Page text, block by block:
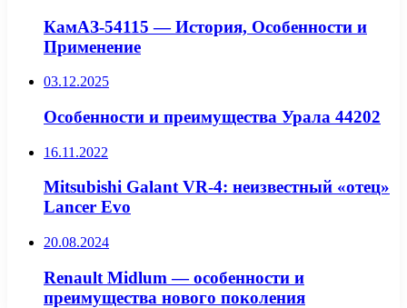
КамАЗ-54115 — История, Особенности и
Применение
03.12.2025
Особенности и преимущества Урала 44202
16.11.2022
Mitsubishi Galant VR-4: неизвестный «отец»
Lancer Evo
20.08.2024
Renault Midlum — особенности и
преимущества нового поколения